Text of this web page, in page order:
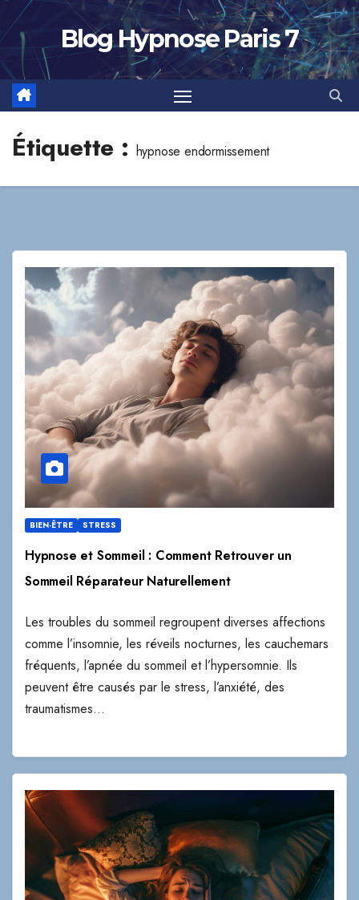
Skip
content
Blog Hypnose Paris 7
Étiquette : hypnose endormissement
BIEN-ÊTRE STRESS
Hypnose et Sommeil : Comment Retrouver un
Sommeil Réparateur Naturellement
Les troubles du sommeil regroupent diverses affections
comme l’insomnie, les réveils nocturnes, les cauchemars
fréquents, l’apnée du sommeil et l’hypersomnie. Ils
peuvent être causés par le stress, l’anxiété, des
traumatismes…